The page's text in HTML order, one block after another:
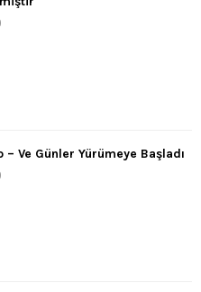
– Ve Günler Yürümeye Başladı